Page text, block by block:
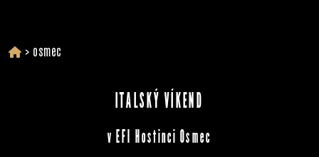
> osmec
ITALSKÝ VÍKEND
v EFI Hostinci Osmec